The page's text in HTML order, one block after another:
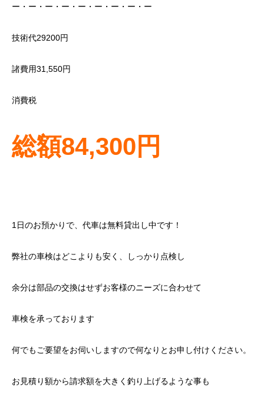
ー・ー・ー・ー・ー・ー・ー・ー・ー
技術代29200円
諸費用31,550円
消費税
総額84,300円
1日のお預かりで、代車は無料貸出し中です！
弊社の車検はどこよりも安く、しっかり点検し
余分は部品の交換はせずお客様のニーズに合わせて
車検を承っております
何でもご要望をお伺いしますので何なりとお申し付けください。
お見積り額から請求額を大きく釣り上げるような事も